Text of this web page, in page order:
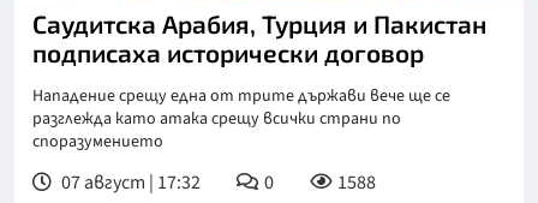
Саудитска Арабия, Турция и Пакистан
подписаха исторически договор
Нападение срещу една от трите държави вече ще се
разглежда като атака срещу всички страни по
споразумението
07 август | 17:32 0 1588